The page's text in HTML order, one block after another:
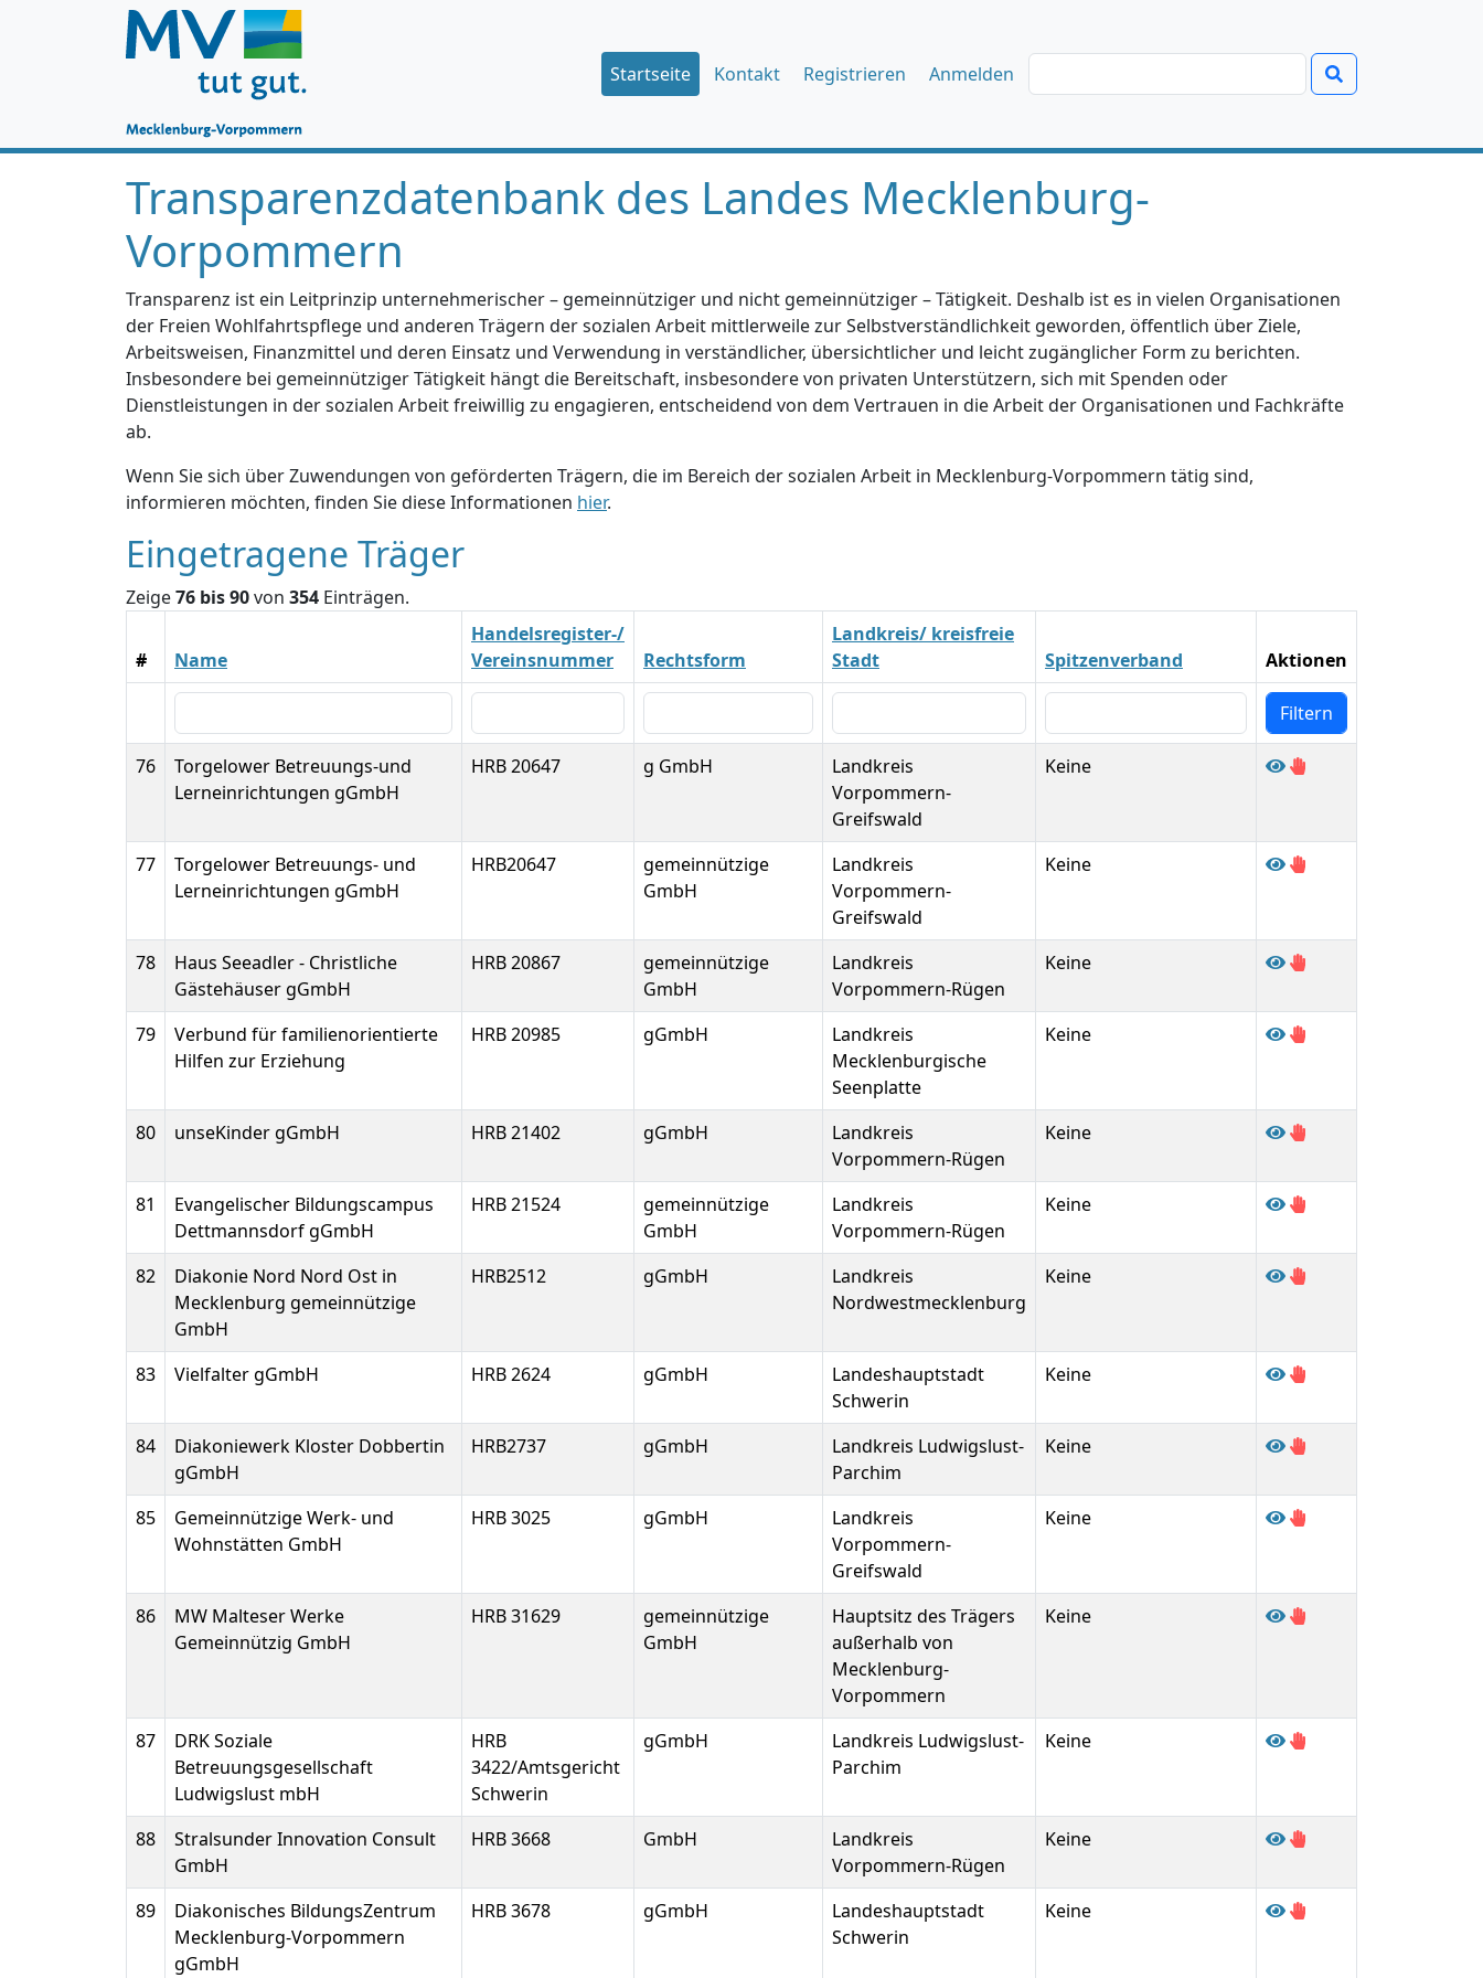
Startseite Kontakt Registrieren Anmelden
Transparenzdatenbank des Landes Mecklenburg-
Vorpommern
Transparenz ist ein Leitprinzip unternehmerischer – gemeinnütziger und nicht gemeinnütziger – Tätigkeit. Deshalb ist es in vielen Organisationen
der Freien Wohlfahrtspflege und anderen Trägern der sozialen Arbeit mittlerweile zur Selbstverständlichkeit geworden, öffentlich über Ziele,
Arbeitsweisen, Finanzmittel und deren Einsatz und Verwendung in verständlicher, übersichtlicher und leicht zugänglicher Form zu berichten.
Insbesondere bei gemeinnütziger Tätigkeit hängt die Bereitschaft, insbesondere von privaten Unterstützern, sich mit Spenden oder
Dienstleistungen in der sozialen Arbeit freiwillig zu engagieren, entscheidend von dem Vertrauen in die Arbeit der Organisationen und Fachkräfte
ab.
Wenn Sie sich über Zuwendungen von geförderten Trägern, die im Bereich der sozialen Arbeit in Mecklenburg-Vorpommern tätig sind,
informieren möchten, finden Sie diese Informationen hier.
Eingetragene Träger
Zeige76 bis 90von 354 Einträgen.
# Name
Handelsregister-/
Vereinsnummer
Rechtsform
Landkreis/ kreisfreie
Stadt
Spitzenverband Aktionen
76
Torgelower Betreuungs-und
Lerneinrichtungen gGmbH
HRB 20647 g GmbH
Landkreis
Vorpommern-
Greifswald
Keine
77
Torgelower Betreuungs- und
Lerneinrichtungen gGmbH
HRB20647
gemeinnützige
GmbH
Landkreis
Vorpommern-
Greifswald
Keine
78
Haus Seeadler - Christliche
Gästehäuser gGmbH
HRB 20867
gemeinnützige
GmbH
Landkreis
Vorpommern-Rügen
Keine
79
Verbund für familienorientierte
Hilfen zur Erziehung
HRB 20985 gGmbH
Landkreis
Mecklenburgische
Seenplatte
Keine
80 unseKinder gGmbH HRB 21402 gGmbH
Landkreis
Vorpommern-Rügen
Keine
81
Evangelischer Bildungscampus
Dettmannsdorf gGmbH
HRB 21524
gemeinnützige
GmbH
Landkreis
Vorpommern-Rügen
Keine
82
Diakonie Nord Nord Ost in
Mecklenburg gemeinnützige
GmbH
HRB2512 gGmbH
Landkreis
Nordwestmecklenburg
Keine
83 Vielfalter gGmbH HRB 2624 gGmbH
Landeshauptstadt
Schwerin
Keine
84
Diakoniewerk Kloster Dobbertin
gGmbH
HRB2737 gGmbH
Landkreis Ludwigslust-
Parchim
Keine
85
Gemeinnützige Werk- und
Wohnstätten GmbH
HRB 3025 gGmbH
Landkreis
Vorpommern-
Greifswald
Keine
86
MW Malteser Werke
Gemeinnützig GmbH
HRB 31629
gemeinnützige
GmbH
Hauptsitz des Trägers
außerhalb von
Mecklenburg-
Vorpommern
Keine
87
DRK Soziale
Betreuungsgesellschaft
Ludwigslust mbH
HRB
3422/Amtsgericht
Schwerin
gGmbH
Landkreis Ludwigslust-
Parchim
Keine
88
Stralsunder Innovation Consult
GmbH
HRB 3668 GmbH
Landkreis
Vorpommern-Rügen
Keine
89
Diakonisches BildungsZentrum
Mecklenburg-Vorpommern
gGmbH
HRB 3678 gGmbH
Landeshauptstadt
Schwerin
Keine